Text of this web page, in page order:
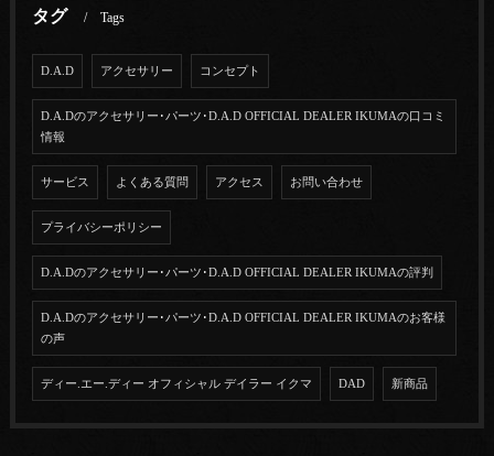
タグ Tags
D.A.D アクセサリー コンセプト
D.A.Dのアクセサリー･パーツ･D.A.D OFFICIAL DEALER IKUMAの口コミ
情報
サービス よくある質問 アクセス お問い合わせ
プライバシーポリシー
D.A.Dのアクセサリー･パーツ･D.A.D OFFICIAL DEALER IKUMAの評判
D.A.Dのアクセサリー･パーツ･D.A.D OFFICIAL DEALER IKUMAのお客様
の声
ディー.エー.ディー オフィシャル デイラー イクマ DAD 新商品